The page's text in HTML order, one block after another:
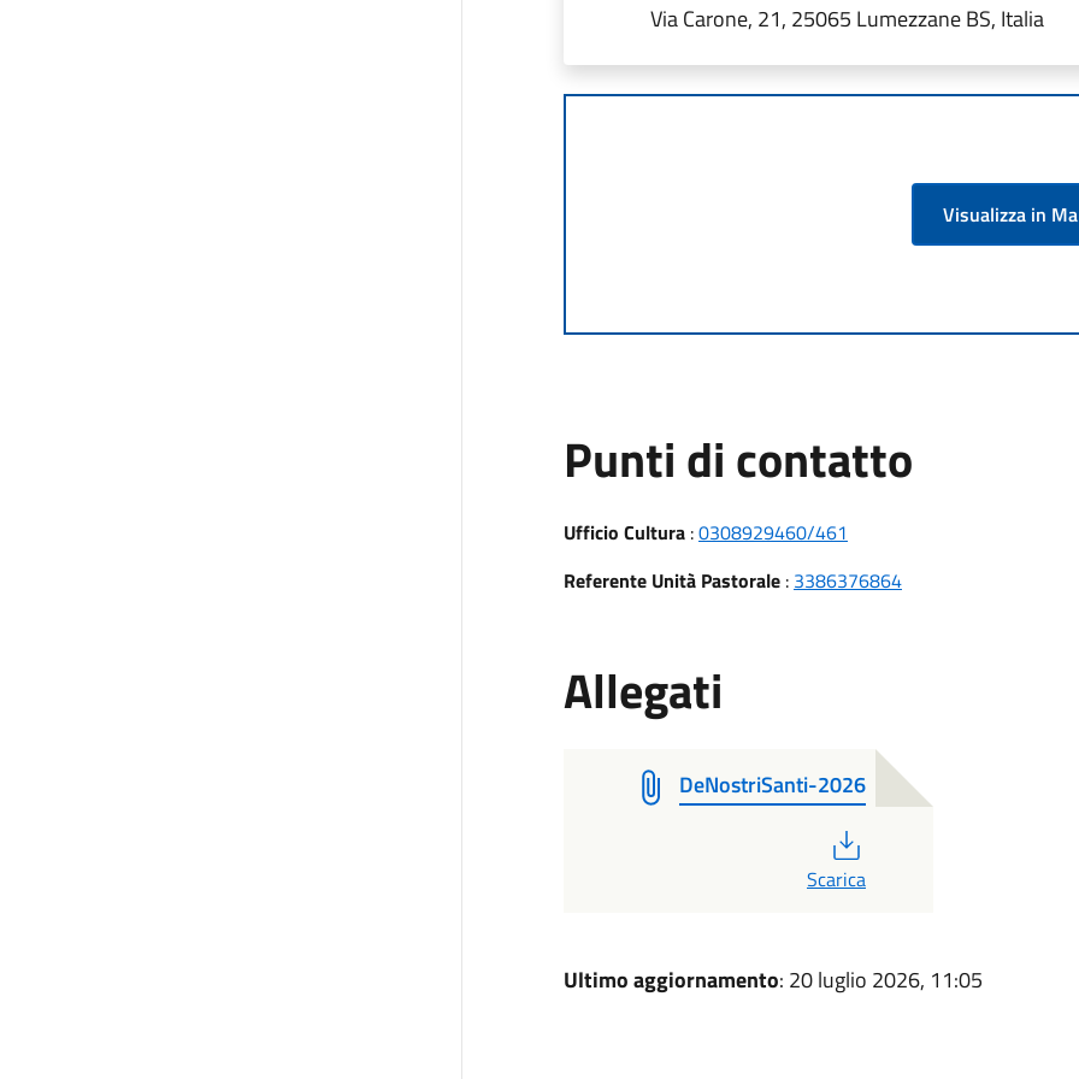
Via Carone, 21, 25065 Lumezzane BS, Italia
Visualizza in
Punti di contatto
Ufficio Cultura :0308929460/461
Referente Unità Pastorale: 3386376864
Allegati
DeNostriSanti-2026
Scarica
Ultimo aggiornamento: 20 luglio 2026, 11:05